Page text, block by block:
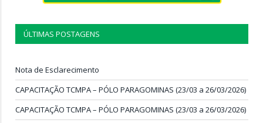
ÚLTIMAS POSTAGENS
Nota de Esclarecimento
CAPACITAÇÃO TCMPA – PÓLO PARAGOMINAS (23/03 a 26/03/2026)
CAPACITAÇÃO TCMPA – PÓLO PARAGOMINAS (23/03 a 26/03/2026)